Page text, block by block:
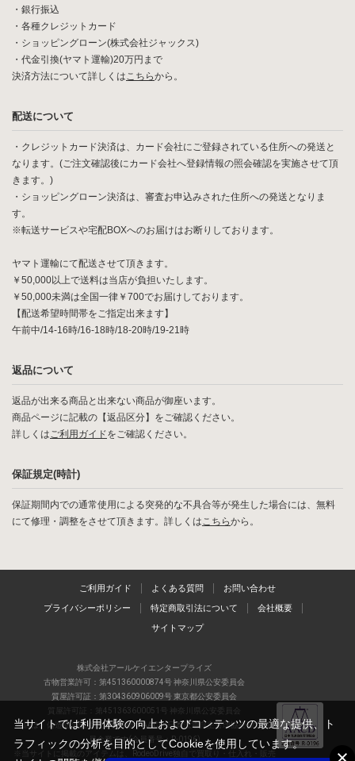
・銀行振込
・各種クレジットカード
・ショッピングローン(株式会社ジャックス)
・代金引換(ヤマト運輸)20万円まで
決済方法について詳しくはこちらから。
配送について
・クレジットカード決済は、カード会社にご登録されている住所への発送と
なります。(ご注文確認後にカード会社へ登録情報の照会確認を実施させて頂
きます。)
・ショッピングローン決済は、審査お申込みされた住所への発送となりま
す。
※転送サービスや宅配BOXへのお届けはお断りしております。
ヤマト運輸にて配送させて頂きます。
￥50,000以上で送料は当店が負担いたします。
￥50,000未満は全国一律￥700でお届けしております。
【配送希望時間帯をご指定出来ます】
午前中/14-16時/16-18時/18-20時/19-21時
返品について
返品が出来る商品と出来ない商品が御座います。
商品ページに記載の【返品区分】をご確認ください。
詳しくはご利用ガイドをご確認ください。
保証規定(時計)
保証期間内での通常使用による突発的な不具合等が発生した場合には、無料
にて修理・調整をさせて頂きます。詳しくはこちらから。
ご利用ガイド よくある質問 お問い合わせ
プライバシーポリシー 特定商取引法について 会社概要
サイトマップ
株式会社アールケイエンタープライズ
古物営業許可：第451360000874号 神奈川県公安委員会
質屋許可証：第304360906009号 東京都公安委員会
質屋許可証：第451363600051号 神奈川県公安委員会
当店は、偽造品の流通防止を目指すAACD(日本流通自主管理協会)の正会
員企業です(会員番号：R-0196)
※当サイトに掲載のアイテムは、RodeoDrive独自で買取り・仕入れ・販売
当サイトでは利用体験の向上およびコンテンツの最適な提供、ト
ラフィックの分析を目的としてCookieを使用しています。